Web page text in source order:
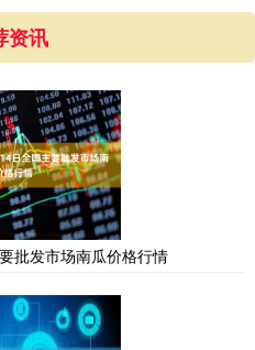
资讯
批发市场南瓜价格行情